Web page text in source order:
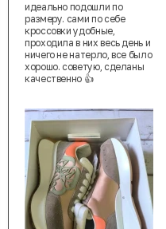
идеально подошли по
размеру. сами по себе
кроссовки удобные,
проходила в них весь день и
ничего не натерло, все было
хорошо. советую, сделаны
качественно 👍